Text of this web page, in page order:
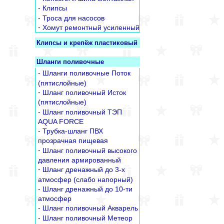
- Клипсы
- Троса для насосов
- Хомут ремонтный усиленный
Клипсы и крепёж пластиковый
Шланги поливочные
- Шланги поливочные Поток
(пятислойные)
- Шланг поливочный Исток
(пятислойные)
- Шланг поливочный ТЭП
AQUA FORCE
- Трубка-шланг ПВХ
прозрачная пищевая
- Шланг поливочный высокого
давления армированный
- Шланг дренажный до 3-х
атмосфер (слабо напорный)
- Шланг дренажный до 10-ти
атмосфер
- Шланг поливочный Акварель
- Шланг поливочный Метеор